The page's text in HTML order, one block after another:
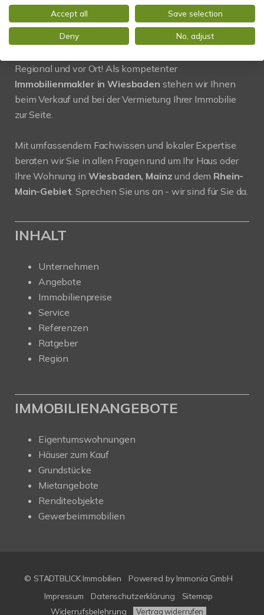
PROFIL
Regional und vor Ort! Als kompetenter
Immobilienmakler in Wiesbaden stehen wir Ihnen
beim Verkauf und bei der Vermietung Ihrer Immobilie
zur Seite.
Mit umfassendem Fachwissen und lokaler Expertise
beraten wir Sie in allen Fragen rund um Ihr Haus oder
Ihre Wohnung in Wiesbaden, Mainzund dem Rhein-
Main-Gebiet. Sprechen Sie uns an - wir sind für Sie da.
INHALT
Unternehmen
Angebote
Immobilienpreise
Service
Referenzen
Ratgeber
Region
IMMOBILIENANGEBOTE
Eigentumswohnungen
Häuser zum Kauf
Grundstücke
Mietangebote
Renditeobjekte
Gewerbeimmobilien
© STADTBLICK Immobilien Powered by Immonia GmbH
Impressum
Datenschutzerklärung
Sitemap
Widerrufsbelehrung
Vertrag widerrufen
Accept all Save selection
Deny No, adjust